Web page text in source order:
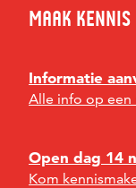
Maak kennis
Informatie
Alle info op
Open dag 14
Kom